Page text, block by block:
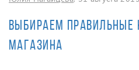
Выбираем правильные
магазина